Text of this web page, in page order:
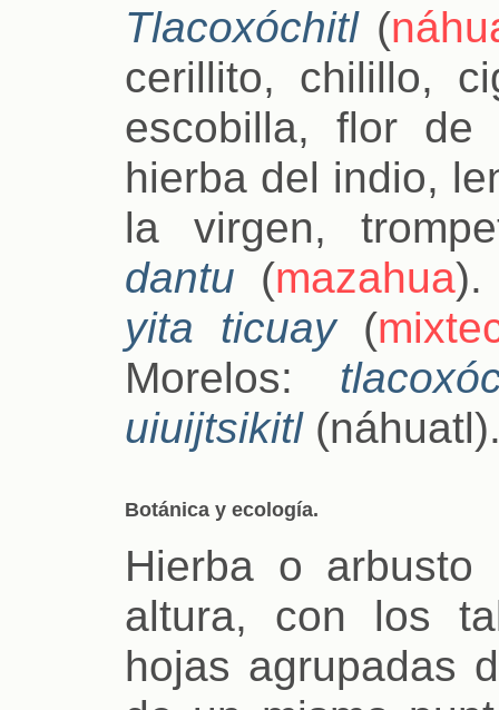
Tlacoxóchitl(
cerillito, chilillo,
escobilla, flor de
hierba del indio,
la virgen,
dantu (mazahua
yita ticuay(
Morelos:
uiuijtsikitl
Botánica y ecología.
Hierba o
altura, con los
hojas agrupadas